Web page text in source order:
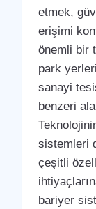
etmek,
erişimi
önemli bir
park
sanayi
benzeri
sistemleri
çeşitli
bariyer